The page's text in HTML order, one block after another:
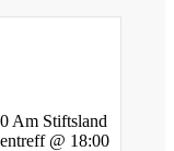
Am Stiftsland
@ 18:00